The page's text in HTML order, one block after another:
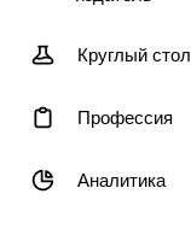
Круглый стол
Профессия
Аналитика